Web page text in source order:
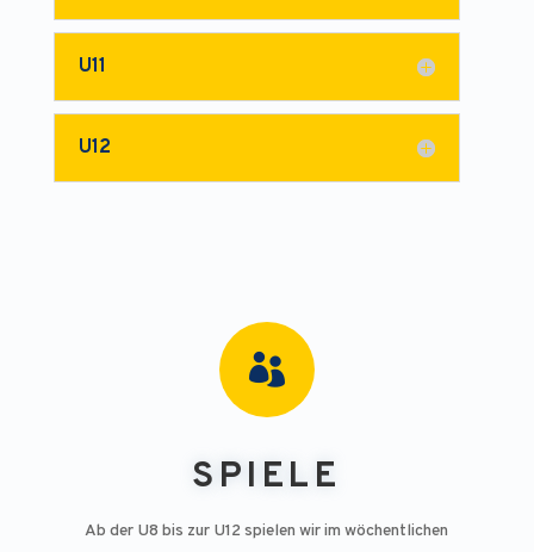
U11
U12

SPIELE
Ab der U8 bis zur U12 spielen wir im wöchentlichen